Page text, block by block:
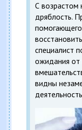
С возрастом
дряблость.
специалист
ожидания от
видны